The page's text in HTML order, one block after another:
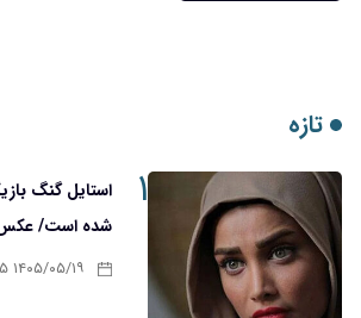
تازه
۱
استایل گنگ
شده است/
۱۴۰۵/۰۵/۱۹ ۱۱:۱۵